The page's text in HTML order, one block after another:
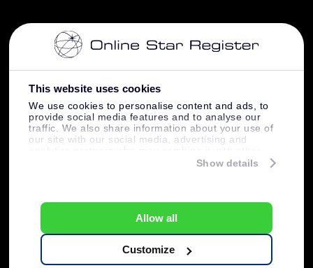
This website uses cookies
We use cookies to personalise content and ads, to
provide social media features and to analyse our
traffic. We also share information about your use of
our site with our social media, advertising and
information that you’ve provided to them or that
Show details
Allow all
Customize